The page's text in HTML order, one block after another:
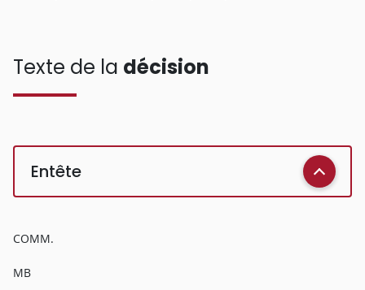
Texte de la décision
Entête
COMM.
MB